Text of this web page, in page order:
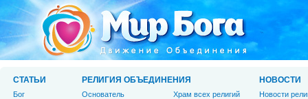
СТАТЬИ
Бог
РЕЛИГИЯ ОБЪЕДИНЕНИЯ
Основатель
Храм всех религий
НОВОСТИ
Новости